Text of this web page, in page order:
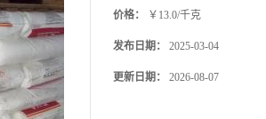
价格： ￥13.0/千克
发布日期： 2025-03-04
更新日期： 2026-08-07